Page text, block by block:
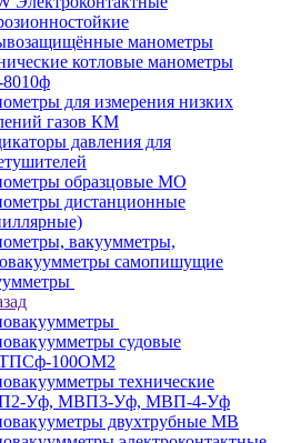
манометры
котловые манометры
для измерения низких
газов КМ
давления для
образцовые МО
дистанционные
вакуумметры,
самопишущие
судовые
100ОМ2
технические
Уф, МВП3-Уф, МВП-4-Уф
двухтрубные МВ